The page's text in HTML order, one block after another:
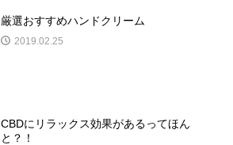
厳選おすすめハンドクリーム
2019.02.25
CBDにリラックス効果があるってほん
と？！